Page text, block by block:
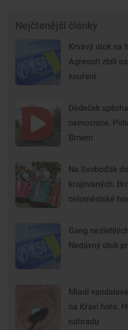
Nejčtenější články
Krvavý útok na
Agresoři zbili
kouření
Dědeček
nemocnice.
Brnem
Na Svoboďák
krojovaných.
celoměstské
Gang
Nedávný útok
Mladí
na Kraví hoře.
náhradu